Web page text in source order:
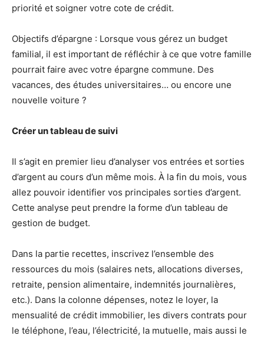
priorité et soigner votre cote de crédit.
Objectifs d’épargne : Lorsque vous gérez un budget
familial, il est important de réfléchir à ce que votre famille
pourrait faire avec votre épargne commune. Des
vacances, des études universitaires… ou encore une
nouvelle voiture ?
Créer un tableau de suivi
Il s’agit en premier lieu d’analyser vos entrées et sorties
d’argent au cours d’un même mois. À la fin du mois, vous
allez pouvoir identifier vos principales sorties d’argent.
Cette analyse peut prendre la forme d’un tableau de
gestion de budget.
Dans la partie recettes, inscrivez l’ensemble des
ressources du mois (salaires nets, allocations diverses,
retraite, pension alimentaire, indemnités journalières,
etc.). Dans la colonne dépenses, notez le loyer, la
mensualité de crédit immobilier, les divers contrats pour
le téléphone, l’eau, l’électricité, la mutuelle, mais aussi le